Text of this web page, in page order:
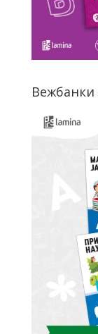
Вежбанки